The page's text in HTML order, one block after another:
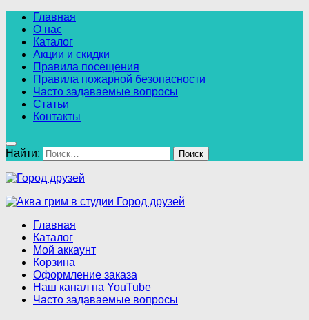
Главная
О нас
Каталог
Акции и скидки
Правила посещения
Правила пожарной безопасности
Часто задаваемые вопросы
Статьи
Контакты
Найти:
Главная
Каталог
Мой аккаунт
Корзина
Оформление заказа
Наш канал на YouTube
Часто задаваемые вопросы